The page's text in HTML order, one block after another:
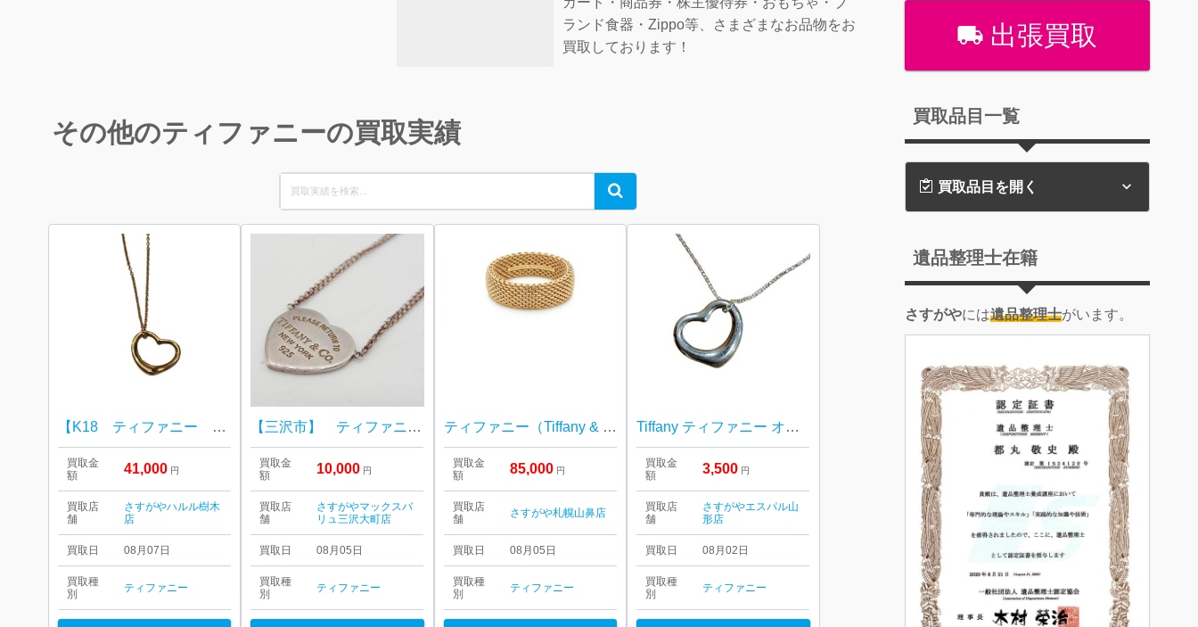
ランド食器・Zippo等、さまざまなお品物をお
買取しております！
その他のティファニーの買取実績
Search
for:
Search
【K18 ティファニー オープンハート】ハルル樹木店
買取金
額
41,000 円
買取店
舗
さすがやハルル樹木
店
買取日 08月07日
買取種
別
ティファニー
【三沢市】 ティファニー リターントゥハート ネックレス をお買取り致しました！
買取金
額
10,000 円
買取店
舗
さすがやマックスバ
リュ三沢大町店
買取日 08月05日
買取種
別
ティファニー
ティファニー（Tiffany & Co.） エルサ・ペレッティ メッシュ リング
買取金
額
85,000 円
買取店
舗
さすがや札幌山鼻店
買取日 08月05日
買取種
別
ティファニー
Tiffany ティファニー オープンハート ネックレス シルバー
買取金
額
3,500 円
買取店
舗
さすがやエスパル山
形店
買取日 08月02日
買取種
別
ティファニー
出張買取
買取品目一覧
買取品目を開く
遺品整理士在籍
さすがやには遺品整理士がいます。